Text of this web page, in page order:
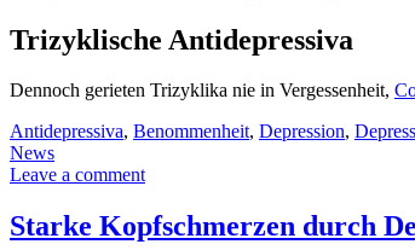
Trizyklische Antidepressiva
Dennoch gerieten Trizyklika nie in Vergessenheit,
Antidepressiva, Benommenheit, Depression,
News
Leave a comment
Starke Kopfschmerzen durch